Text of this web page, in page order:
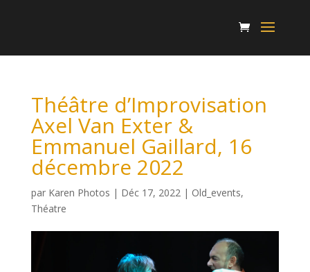
Théâtre d’Improvisation
Axel Van Exter &
Emmanuel Gaillard, 16
décembre 2022
par Karen Photos | Déc 17, 2022| Old_events,
Théatre